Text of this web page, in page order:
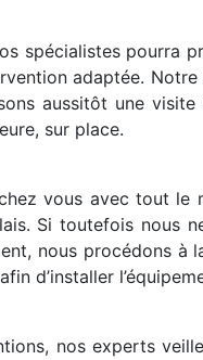
spécialistes pourra
adaptée.
aussitôt une
sur place.
vous avec tout le
Si toutefois nous
nous procédons
d’installer
nos experts